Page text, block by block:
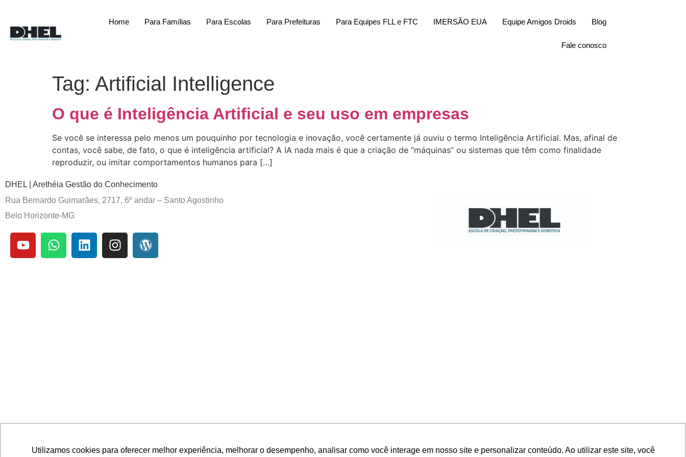
Utilizamos cookies para oferecer melhor experiência, melhorar o desempenho, analisar como você interage em nosso site e personalizar conteúdo. Ao utilizar este site, você
Home Para Famílias Para Escolas Para Prefeituras Para Equipes FLL e FTC IMERSÃO EUA Equipe Amigos Droids Blog
Fale conosco
Tag: Artificial Intelligence
O que é Inteligência Artificial e seu uso em empresas
Se você se interessa pelo menos um pouquinho por tecnologia e inovação, você certamente já ouviu o termo Inteligência Artificial. Mas, afinal de
contas, você sabe, de fato, o que é inteligência artificial? A IA nada mais é que a criação de “máquinas” ou sistemas que têm como finalidade
reproduzir, ou imitar comportamentos humanos para […]
DHEL | Arethéia Gestão do Conhecimento
Rua Bernardo Guimarães, 2717, 6º andar – Santo Agostinho
Belo Horizonte-MG